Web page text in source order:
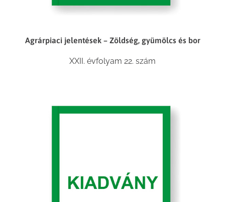
Agrárpiaci jelentések – Zöldség, gyümölcs és bor
XXII. évfolyam 22. szám